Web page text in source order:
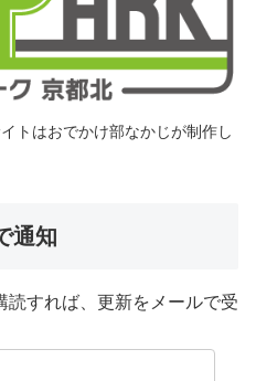
トはおでかけ部なかじが制作し
通知
読すれば、更新をメールで受